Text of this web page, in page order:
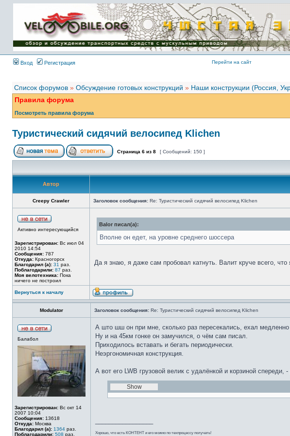
Имя пользователя:
Пароль:
{ LOG_ME_IN_SHORT
}
Вход Регистрация Перейти на сайт
Список форумов » Обсуждение готовых конструкций » Наши конструкции (Россия,
Правила форума
Посмотреть правила форума
Туристический сидячий велосипед Klichen
Страница 6 из 8 [ Сообщений: 150 ]
Автор
Creepy Crawler Заголовок сообщения: Re: Туристический сидячий велосипед Klichen
Активно интересующийся
Зарегистрирован: Вс июл 04
2010 14:54
Сообщения: 787
Откуда: Красногорск
Благодарил (а): 31 раз.
Поблагодарили: 87 раз.
Моя велотехника: Пока
ничего не построил
Balor писал(а):
Вполне он едет, на уровне среднего шоссера
Да я знаю, я даже сам пробовал катнуть. Валит круче всего,
Вернуться к началу
Modulator Заголовок сообщения: Re: Туристический сидячий велосипед Klichen
Балабол
Зарегистрирован: Вс окт 14
2007 10:04
Сообщения: 13618
Откуда: Москва
Благодарил (а): 1364 раз.
Поблагодарили: 508 раз.
А што шш он при мне, сколько раз пересекались, ехал
Ну и на 45км гонке он замучился, о чём сам писал.
Приходилось вставать и бегать периодически.
Неэргономичная конструкция.
А вот его LWB грузовой велик с удалёнкой и корзиной
Хорошо, что есть КОНТЕНТ и его можно по техпроцессу получать!